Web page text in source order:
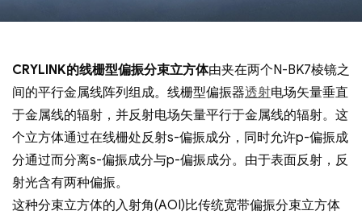
CRYLINK的线栅型偏振分束立方体由夹在两个N-BK7棱镜之
间的平行金属线阵列组成。线栅型偏振器透射电场矢量垂直
于金属线的辐射，并反射电场矢量平行于金属线的辐射。这
个立方体通过在线栅处反射s-偏振成分，同时允许p-偏振成
分通过而分离s-偏振成分与p-偏振成分。由于表面反射，反
射光含有两种偏振。
这种分束立方体的入射角(AOI)比传统宽带偏振分束立方体